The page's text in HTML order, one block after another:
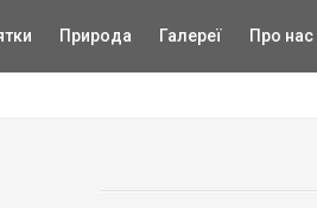
Природа Галереї Про нас